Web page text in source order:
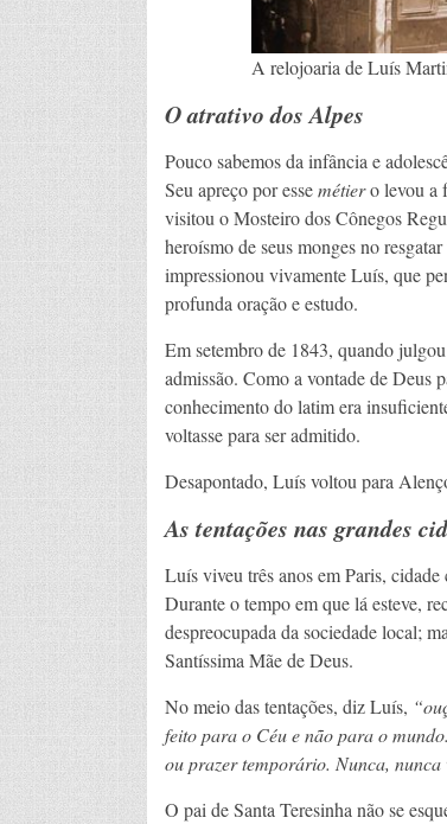
A relojoaria de Luís
O atrativo dos Alpes
Pouco sabemos da infância e
Seu apreço por essemétiero levou a
visitou o Mosteiro dos Cônegos
heroísmo de seus monges no
impressionou vivamente Luís, que
profunda oração e estudo.
Em setembro de 1843, quando
admissão. Como a vontade de Deus
conhecimento do latim era
voltasse para ser admitido.
Desapontado, Luís voltou para
As tentações nas grandes
Luís viveu três anos em Paris, cidade
Durante o tempo em que lá esteve,
despreocupada da sociedade local;
Santíssima Mãe de Deus.
No meio das tentações, diz Luís,
feito para o Céu e não para o
ou prazer temporário. Nunca, nunca
O pai de Santa Teresinha não se